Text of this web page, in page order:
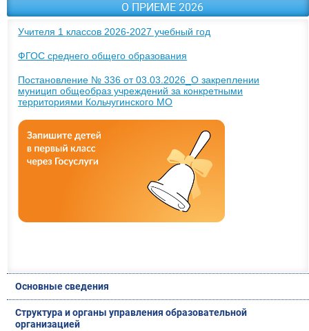
О ПРИЕМЕ 2026
Учителя 1 классов 2026-2027 учебный год
ФГОС среднего общего образования
Постановление № 336 от 03.03.2026_О закреплении
муницип общеобраз учреждений за конкретными
территориями Кольчугинского МО
Основные сведения
Структура и органы управления образовательной
организацией